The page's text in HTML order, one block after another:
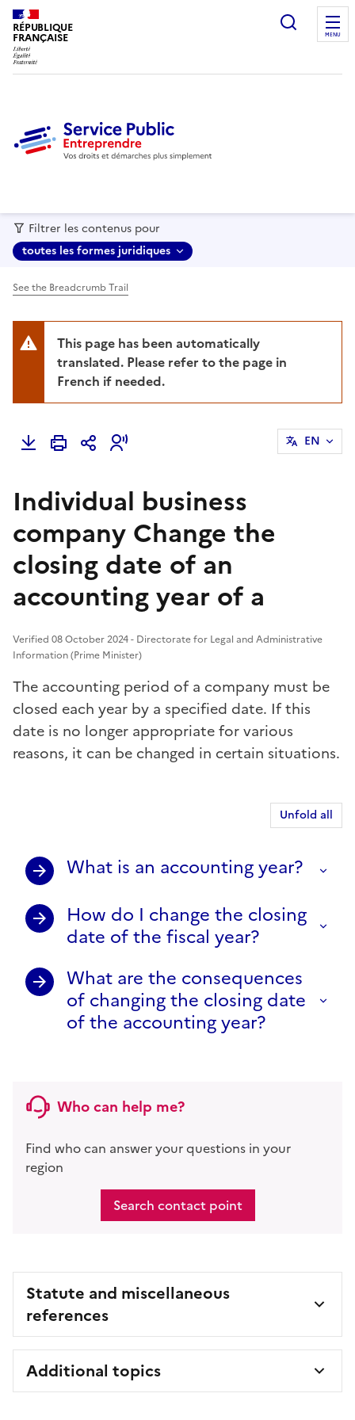
RÉPUBLIQUE
FRANÇAISE MENU
Filtrer les contenus pour
toutes les formes juridiques
See the Breadcrumb Trail
This page has been automatically
translated. Please refer to the page in
French if needed.
EN
Individual business
company Change the
closing date of an
accounting year of a
Verified 08 October 2024 - Directorate for Legal and Administrative
Information (Prime Minister)
The accounting period of a company must be
closed each year by a specified date. If this
date is no longer appropriate for various
reasons, it can be changed in certain situations.
Unfold all
What is an accounting year?
How do I change the closing
date of the fiscal year?
What are the consequences
of changing the closing date
of the accounting year?
Who can help me?
Find who can answer your questions in your
region
Search contact point
Statute and miscellaneous
references
Additional topics